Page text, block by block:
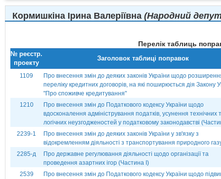
Кормишкіна Ірина Валеріївна (Народний
Перелік таблиць
№ реєстр.
проекту
Заголовок таблиці поправок
1109
Про внесення змін до деяких законів України щодо
переліку кредитних договорів, на які поширюється дія Закону
"Про споживче кредитування"
1210
Про внесення змін до Податкового кодексу України щодо
вдосконалення адміністрування податків, усунення технічних
логічних неузгодженостей у податковому законодавстві
2239-1
Про внесення змін до деяких законів України у зв'язку з
відокремленням діяльності з транспортування природного
2285-д
Про державне регулювання діяльності щодо організації та
проведення азартних ігор (Частина І)
2539
Про внесення змін до Податкового кодексу України щодо